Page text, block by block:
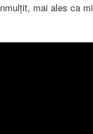
mai ales ca